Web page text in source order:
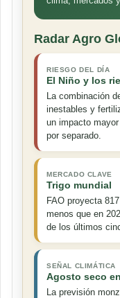
Radar Agro
RIESGO DEL DÍA
El Niño y los
La combinación
inestables y
un impacto
por separado.
MERCADO CLAVE
Trigo mundial
FAO proyecta
menos que en
de los últimos
SEÑAL CLIMÁTICA
Agosto seco
La previsión